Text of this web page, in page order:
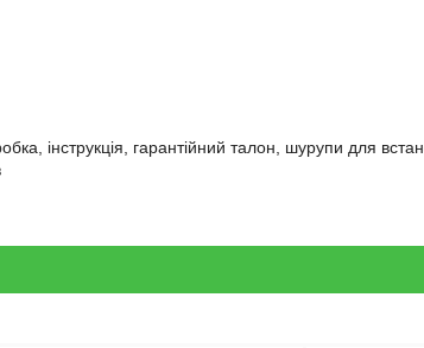
інструкція, гарантійний талон, шурупи для